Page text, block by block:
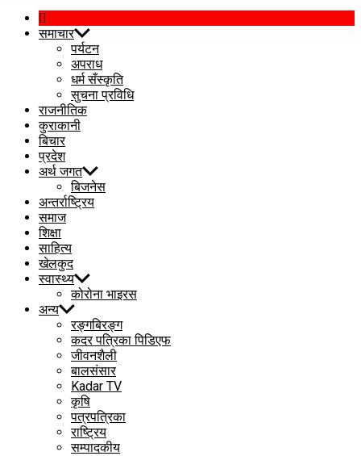
समाचार
पर्यटन
अपराध
धर्म सँस्कृति
सुचना प्रविधि
राजनीतिक
कुराकानी
बिचार
प्रदेश
अर्थ जगत
बिजनेस
अन्तर्राष्ट्रिय
समाज
शिक्षा
साहित्य
खेलकुद
स्वास्थ्य
कोरोना भाइरस
अन्य
रङ्गबिरङ्ग
कदर पत्रिका पिडिएफ
जीवनशैली
बालसंसार
Kadar TV
कृषि
पत्रपत्रिका
राष्ट्रिय
सम्पादकीय